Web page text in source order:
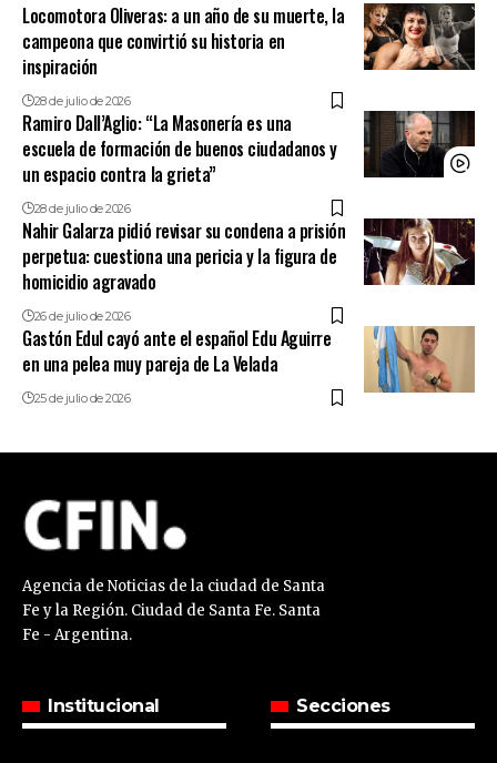
Locomotora Oliveras: a un año de su muerte, la
campeona que convirtió su historia en
inspiración
28 de julio de 2026
Ramiro Dall’Aglio: “La Masonería es una
escuela de formación de buenos ciudadanos y
un espacio contra la grieta”
28 de julio de 2026
Nahir Galarza pidió revisar su condena a prisión
perpetua: cuestiona una pericia y la figura de
homicidio agravado
26 de julio de 2026
Gastón Edul cayó ante el español Edu Aguirre
en una pelea muy pareja de La Velada
25 de julio de 2026
Agencia de Noticias de la ciudad de Santa
Fe y la Región. Ciudad de Santa Fe. Santa
Fe - Argentina.
Institucional Secciones